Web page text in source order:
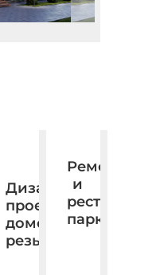
Дизайн,
проектирование,
домовая
резьба.
Ремонт
и
паркета